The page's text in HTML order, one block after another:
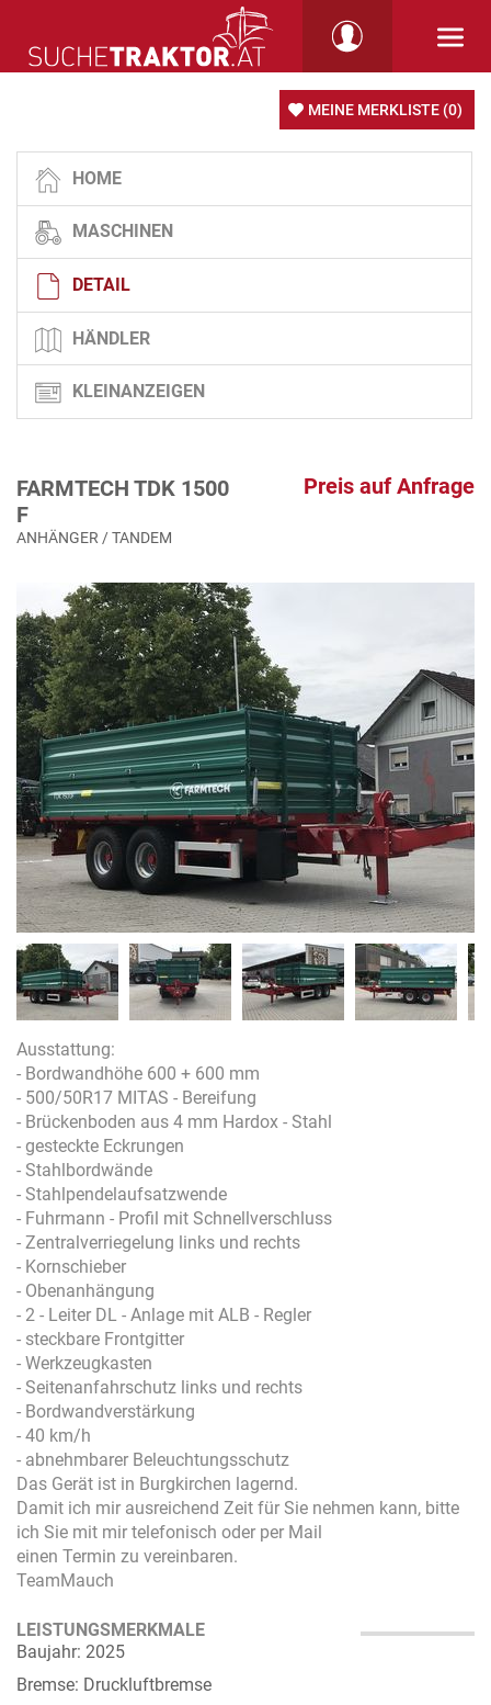
MEINE MERKLISTE (0)
HOME
MASCHINEN
DETAIL
HÄNDLER
KLEINANZEIGEN
FARMTECH TDK 1500
F
Preis auf Anfrage
ANHÄNGER / TANDEM
Ausstattung:
- Bordwandhöhe 600 + 600 mm
- 500/50R17 MITAS - Bereifung
- Brückenboden aus 4 mm Hardox - Stahl
- gesteckte Eckrungen
- Stahlbordwände
- Stahlpendelaufsatzwende
- Fuhrmann - Profil mit Schnellverschluss
- Zentralverriegelung links und rechts
- Kornschieber
- Obenanhängung
- 2 - Leiter DL - Anlage mit ALB - Regler
- steckbare Frontgitter
- Werkzeugkasten
- Seitenanfahrschutz links und rechts
- Bordwandverstärkung
- 40 km/h
- abnehmbarer Beleuchtungsschutz
Das Gerät ist in Burgkirchen lagernd.
Damit ich mir ausreichend Zeit für Sie nehmen kann, bitte
ich Sie mit mir telefonisch oder per Mail
einen Termin zu vereinbaren.
TeamMauch
LEISTUNGSMERKMALE
Baujahr: 2025
Bremse: Druckluftbremse